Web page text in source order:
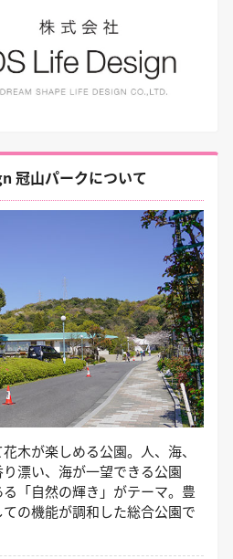
冠山パークについて
木が楽しめる公園。人、海、
漂い、海が一望できる公園
「自然の輝き」がテーマ。豊
の機能が調和した総合公園で